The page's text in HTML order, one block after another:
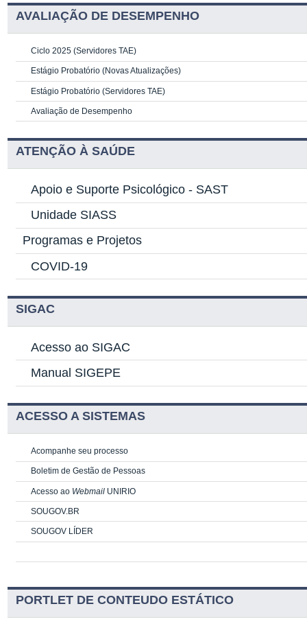
AVALIAÇÃO DE DESEMPENHO
Ciclo 2025 (Servidores TAE)
Estágio Probatório (Novas Atualizações)
Estágio Probatório (Servidores TAE)
Avaliação de Desempenho
ATENÇÃO À SAÚDE
Apoio e Suporte Psicológico - SAST
Unidade SIASS
Programas e Projetos
COVID-19
SIGAC
Acesso ao SIGAC
Manual SIGEPE
ACESSO A SISTEMAS
Acompanhe seu processo
Boletim de Gestão de Pessoas
Acesso ao Webmail UNIRIO
SOUGOV.BR
SOUGOV LÍDER
PORTLET DE CONTEUDO ESTÁTICO